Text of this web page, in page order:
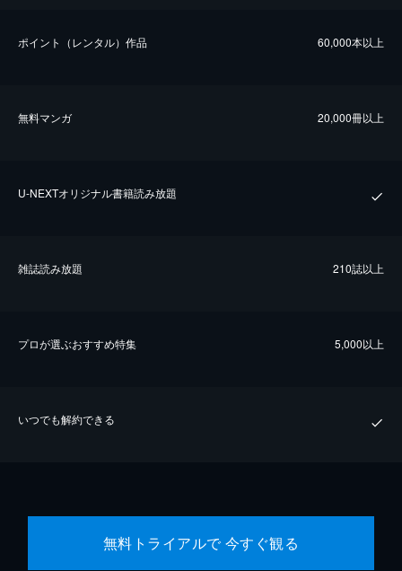
ポイント（レンタル）作品 60,000本以上
無料マンガ 20,000冊以上
U-NEXTオリジナル書籍読み放題
雑誌読み放題 210誌以上
プロが選ぶおすすめ特集 5,000以上
いつでも解約できる
無料トライアルで 今すぐ観る